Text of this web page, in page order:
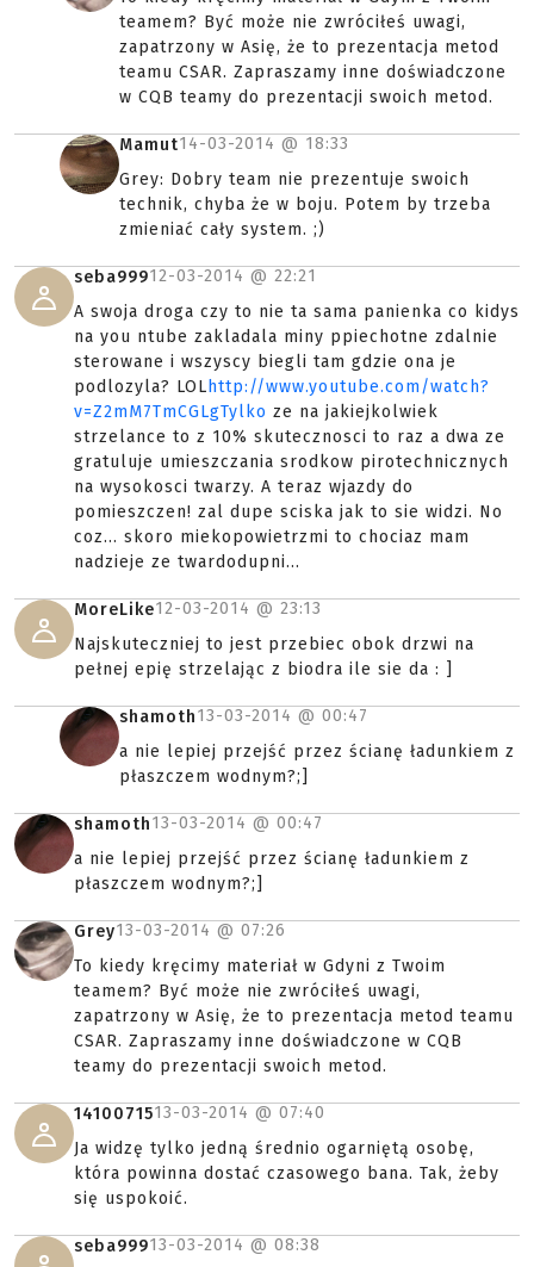
teamem? Być może nie zwróciłeś uwagi,
zapatrzony w Asię, że to prezentacja metod
teamu CSAR. Zapraszamy inne doświadczone
w CQB teamy do prezentacji swoich metod.
Mamut14-03-2014 @ 18:33
Grey: Dobry team nie prezentuje swoich
technik, chyba że w boju. Potem by trzeba
zmieniać cały system. ;)
seba99912-03-2014 @ 22:21
A swoja droga czy to nie ta sama panienka co kidys
na you ntube zakladala miny ppiechotne zdalnie
sterowane i wszyscy biegli tam gdzie ona je
podlozyla? LOL http://www.youtube.com/watch?
v=Z2mM7TmCGLgTylko ze na jakiejkolwiek
strzelance to z 10% skutecznosci to raz a dwa ze
gratuluje umieszczania srodkow pirotechnicznych
na wysokosci twarzy. A teraz wjazdy do
pomieszczen! zal dupe sciska jak to sie widzi. No
coz... skoro miekopowietrzmi to chociaz mam
nadzieje ze twardodupni...
MoreLike12-03-2014 @ 23:13
Najskuteczniej to jest przebiec obok drzwi na
pełnej epię strzelając z biodra ile sie da : ]
shamoth13-03-2014 @ 00:47
a nie lepiej przejść przez ścianę ładunkiem z
płaszczem wodnym?;]
shamoth13-03-2014 @ 00:47
a nie lepiej przejść przez ścianę ładunkiem z
płaszczem wodnym?;]
Grey13-03-2014 @ 07:26
To kiedy kręcimy materiał w Gdyni z Twoim
teamem? Być może nie zwróciłeś uwagi,
zapatrzony w Asię, że to prezentacja metod teamu
CSAR. Zapraszamy inne doświadczone w CQB
teamy do prezentacji swoich metod.
1410071513-03-2014 @ 07:40
Ja widzę tylko jedną średnio ogarniętą osobę,
która powinna dostać czasowego bana. Tak, żeby
się uspokoić.
seba99913-03-2014 @ 08:38